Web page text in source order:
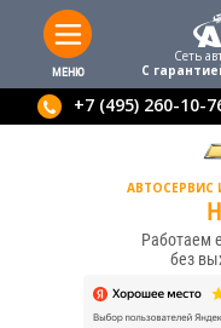
МЕНЮ
Сеть
С
+7 (495) 260-10-
АВТОСЕРВИС
Работаем
без